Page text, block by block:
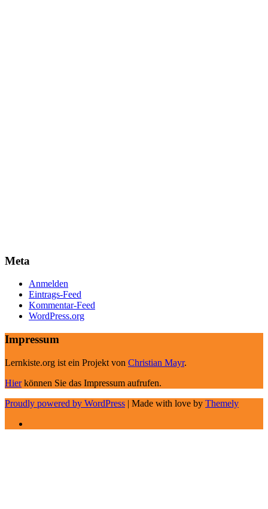
Meta
Anmelden
Eintrags-Feed
Kommentar-Feed
WordPress.org
Impressum
Lernkiste.org ist ein Projekt von Christian Mayr.
Hierkönnen Sie das Impressum aufrufen.
Proudly powered by WordPress | Made with love by Themely